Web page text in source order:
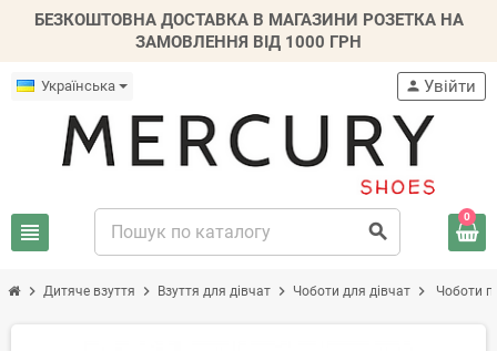
БЕЗКОШТОВНА ДОСТАВКА В МАГАЗИНИ РОЗЕТКА НА
ЗАМОВЛЕННЯ ВІД 1000 ГРН
Українська
view_headline search
person Увійти
0
chevron_right Дитяче взуття chevron_right Взуття для дівчат chevron_right Чоботи для дівчат chevron_right Чоботи